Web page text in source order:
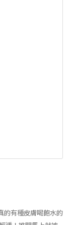
的有種皮膚喝飽水的